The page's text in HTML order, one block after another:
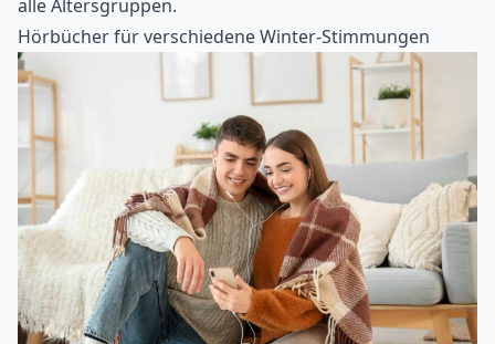
alle Altersgruppen.
Hörbücher für verschiedene Winter-Stimmungen